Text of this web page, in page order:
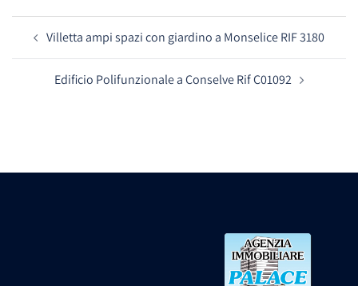
Navigazione
articolo
Villetta ampi spazi con giardino a Monselice RIF 3180
Edificio Polifunzionale a Conselve Rif C01092